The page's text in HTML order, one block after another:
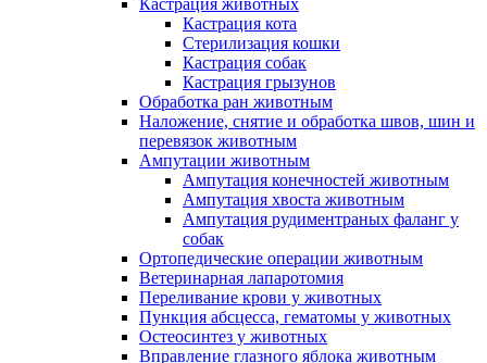
Кастрация животных
Кастрация кота
Стерилизация кошки
Кастрация собак
Кастрация грызунов
Обработка ран животным
Наложение, снятие и обработка швов, шин и
перевязок животным
Ампутации животным
Ампутация конечностей животным
Ампутация хвоста животным
Ампутация рудиментраных фаланг у
собак
Ортопедические операции животным
Ветеринарная лапаротомия
Переливание крови у животных
Пункция абсцесса, гематомы у животных
Остеосинтез у животных
Вправление глазного яблока животным